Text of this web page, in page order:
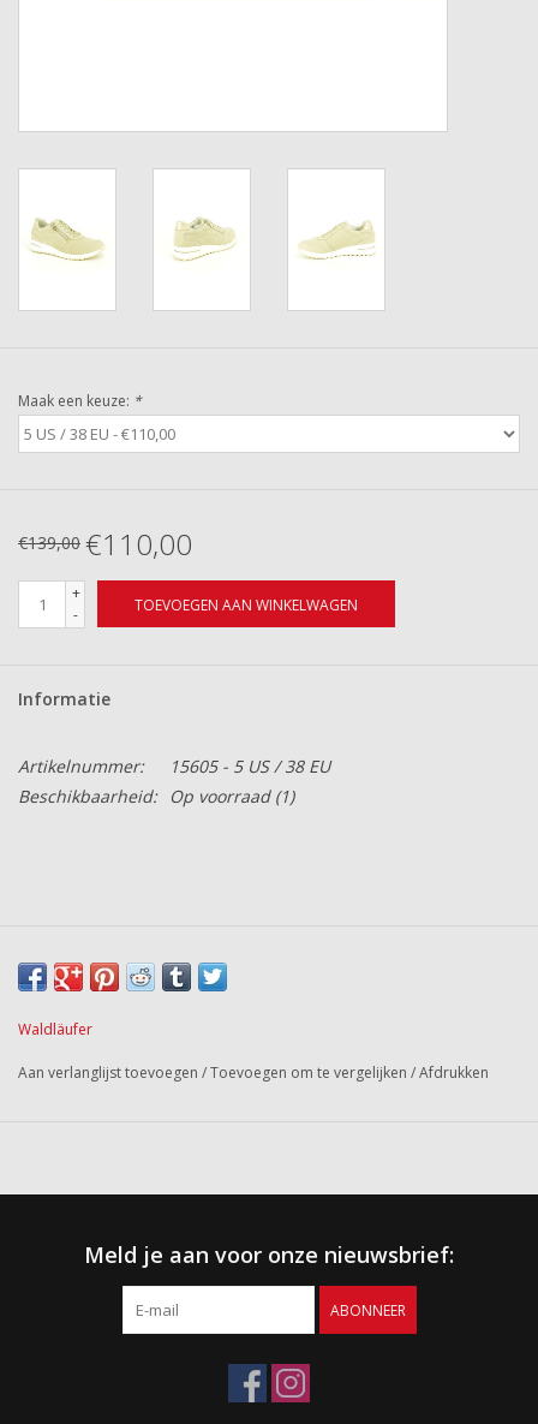
Maak een keuze: *
€139,00 €110,00
+
-
TOEVOEGEN AAN WINKELWAGEN
Informatie
Artikelnummer:
15605 - 5 US / 38 EU
Beschikbaarheid:
Op voorraad(1)
Waldläufer
Aan verlanglijst toevoegen /Toevoegen om te vergelijken /Afdrukken
Meld je aan voor onze nieuwsbrief:
ABONNEER